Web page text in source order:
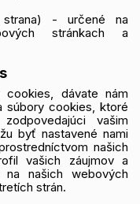
- určené na
stránkach a
cookies, dávate nám
súbory cookies, ktoré
vašim
byť nastavené nami
našich
vašich záujmov a
na našich webových
strán.